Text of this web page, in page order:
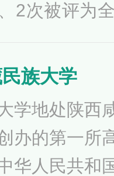
2次被评为
为贵州省民
贵州省精神
州省绿色
省文明校园
族大学
学地处陕西
办的第一所
华人民共和